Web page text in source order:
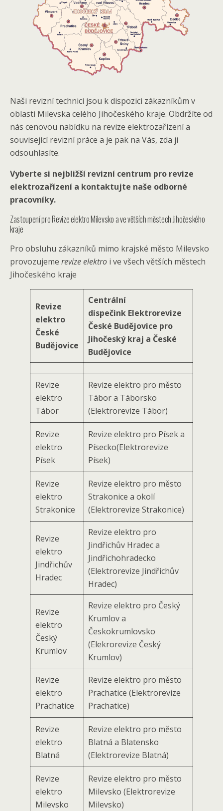
Naši revizní technici jsou k dispozici zákazníkům v
oblasti Milevska celého Jihočeského kraje. Obdržíte od
nás cenovou nabídku na revize elektrozařízení a
související revizní práce a je pak na Vás, zda ji
odsouhlasíte.
Vyberte si nejbližší revizní centrum pro revize
elektrozařízení a kontaktujte naše odborné
pracovníky.
Zastoupení pro Revize elektro Milevsko a ve větších městech Jihočeského
kraje
Pro obsluhu zákazníků mimo krajské město Milevsko
provozujeme revize elektro i ve všech větších městech
Jihočeského kraje
Revize
elektro
České
Budějovice
Centrální
dispečink Elektrorevize
České Budějovice pro
Jihočeský kraj a České
Budějovice
Revize
elektro
Tábor
Revize elektro pro město
Tábor a Táborsko
(Elektrorevize Tábor)
Revize
elektro
Písek
Revize elektro pro Písek a
Písecko(Elektro­revize
Písek)
Revize
elektro
Strakonice
Revize elektro pro město
Strakonice a okolí
(Elektrorevize Strakonice)
Revize
elektro
Jindřichův
Hradec
Revize elektro pro
Jindřichův Hradec a
Jindřichohradecko
(Elektrorevize Jindřichův
Hradec)
Revize
elektro
Český
Krumlov
Revize elektro pro Český
Krumlov a
Českokrumlovsko
(Elekrorevize Český
Krumlov)
Revize
elektro
Prachatice
Revize elektro pro město
Prachatice (Elektrorevize
Prachatice)
Revize
elektro
Blatná
Revize elektro pro město
Blatná a Blatensko
(Elektrorevize Blatná)
Revize
elektro
Milevsko
Revize elektro pro město
Milevsko (Elektrorevize
Milevsko)